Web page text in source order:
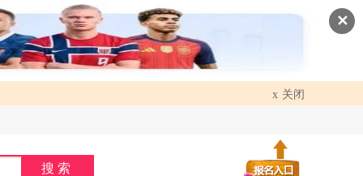
✕
x 关闭
搜索